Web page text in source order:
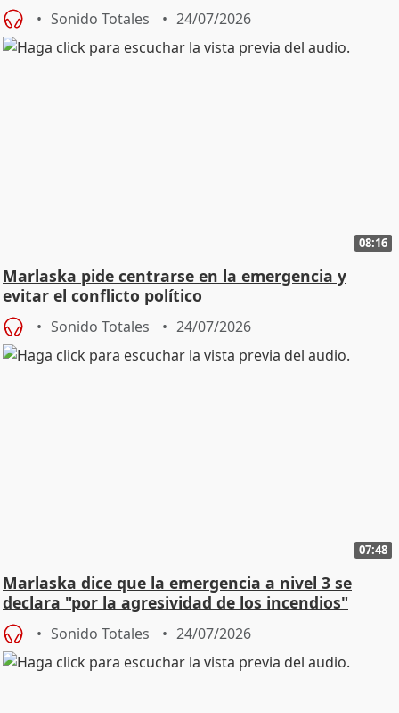
Sonido Totales 24/07/2026
08:16
Marlaska pide centrarse en la emergencia y
evitar el conflicto político
Sonido Totales 24/07/2026
07:48
Marlaska dice que la emergencia a nivel 3 se
declara "por la agresividad de los incendios"
Sonido Totales 24/07/2026